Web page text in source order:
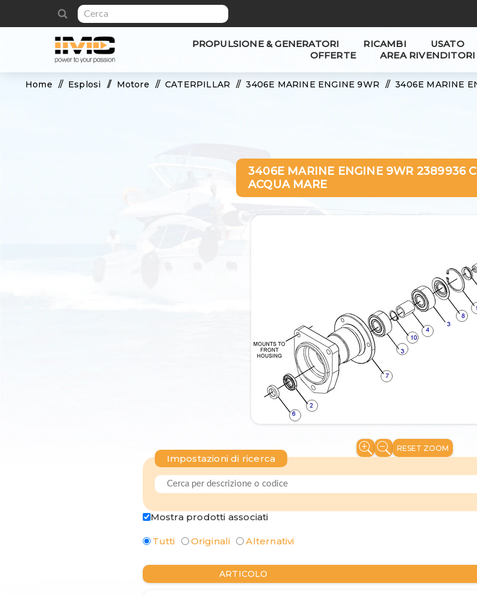
PROPULSIONE & GENERATORI RICAMBI USATO
OFFERTE
AREA RIVENDITORI
Home / Esplosi / Motore / CATERPILLAR / 3406E MARINE ENGINE 9WR / 3406E MARINE
3406E MARINE ENGINE 9WR 2389936
ACQUA MARE
RESET ZOOM
Impostazioni di ricerca
Mostra prodotti associati
Tutti Originali Alternativi
ARTICOLO